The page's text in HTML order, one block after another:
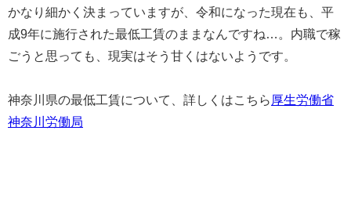
かなり細かく決まっていますが、令和になった現在も、平
成9年に施行された最低工賃のままなんですね…。内職で稼
ごうと思っても、現実はそう甘くはないようです。
神奈川県の最低工賃について、詳しくはこちら 厚生労働省
神奈川労働局